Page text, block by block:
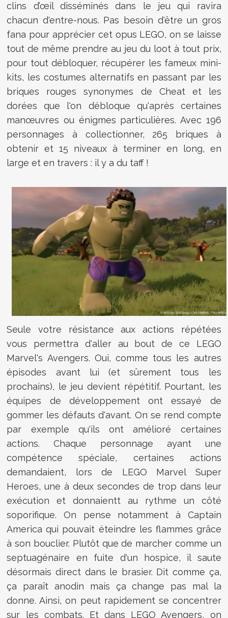
clins d’œil disséminés dans le jeu qui ravira
chacun d'entre-nous. Pas besoin d'être un gros
fana pour apprécier cet opus LEGO, on se laisse
tout de même prendre au jeu du loot à tout prix,
pour tout débloquer, récupérer les fameux mini-
kits, les costumes alternatifs en passant par les
briques rouges synonymes de Cheat et les
dorées que l'on débloque qu'après certaines
manœuvres ou énigmes particulières. Avec 196
personnages à collectionner, 265 briques à
obtenir et 15 niveaux à terminer en long, en
large et en travers : il y a du taff !
Seule votre résistance aux actions répétées
vous permettra d'aller au bout de ce LEGO
Marvel's Avengers. Oui, comme tous les autres
épisodes avant lui (et sûrement tous les
prochains), le jeu devient répétitif. Pourtant, les
équipes de développement ont essayé de
gommer les défauts d'avant. On se rend compte
par exemple qu'ils ont amélioré certaines
actions. Chaque personnage ayant une
compétence spéciale, certaines actions
demandaient, lors de LEGO Marvel Super
Heroes, une à deux secondes de trop dans leur
exécution et donnaientt au rythme un côté
soporifique. On pense notamment à Captain
America qui pouvait éteindre les flammes grâce
à son bouclier. Plutôt que de marcher comme un
septuagénaire en fuite d'un hospice, il saute
désormais direct dans le brasier. Dit comme ça,
ça paraît anodin mais ça change pas mal la
donne. Ainsi, on peut rapidement se concentrer
sur les combats. Et dans LEGO Avengers, on